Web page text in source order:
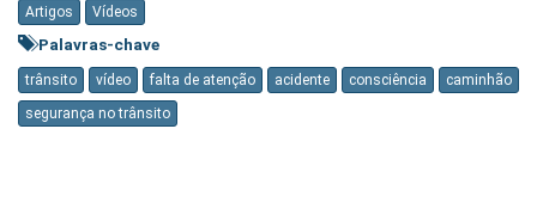
Artigos Vídeos
Palavras-chave
trânsito vídeo falta de atenção acidente consciência
caminhão
segurança no trânsito